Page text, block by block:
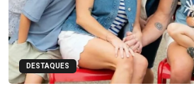
DESTAQUES